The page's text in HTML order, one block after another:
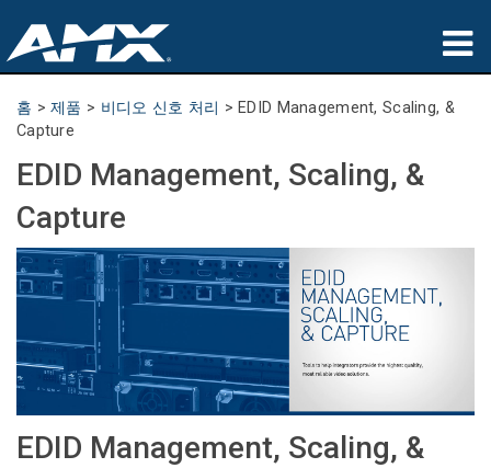
제품
구매처
교육
지원
홈 >제품 > 비디오 신호 처리 > EDID Management, Scaling, &
Capture
EDID Management, Scaling, &
Capture
EDID Management, Scaling, &